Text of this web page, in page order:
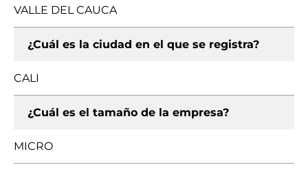
VALLE DEL CAUCA
¿Cuál es la ciudad en el que se registra?
CALI
¿Cuál es el tamaño de la empresa?
MICRO